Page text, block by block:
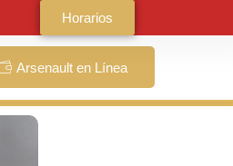
Horarios
Arsenault en Línea